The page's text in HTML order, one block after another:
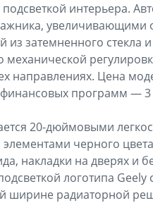
интерьера.
увеличивающими
затемненного стекла
механической
направлениях. Цена
программ — 3
20-дюймовыми
черного
накладки на дверях и
логотипа Geely
ширине радиаторной